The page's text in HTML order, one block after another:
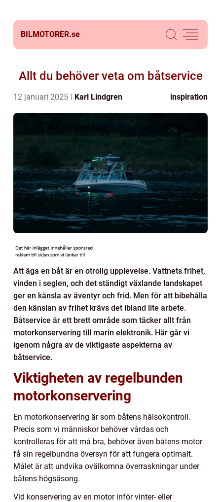
BILMOTORER.se
Allt du behöver veta om båtservice
12 januari 2025 Karl Lindgren inspiration
Att äga en båt är en otrolig upplevelse. Vattnets frihet,
vinden i seglen, och det ständigt växlande landskapet
ger en känsla av äventyr och frid. Men för att bibehålla
den känslan av frihet krävs det ibland lite arbete.
Båtservice är ett brett område som täcker allt från
motorkonservering till marin elektronik. Här går vi
igenom några av de viktigaste aspekterna av
båtservice.
Viktigheten av regelbunden
motorkonservering
En motorkonservering är som båtens hälsokontroll.
Precis som vi människor behöver vårdas och
kontrolleras för att må bra, behöver även båtens motor
få sin regelbundna översyn för att fungera optimalt.
Målet är att undvika ovälkomna överraskningar under
båtens högsäsong.
Vid konservering av en motor inför vinter- eller